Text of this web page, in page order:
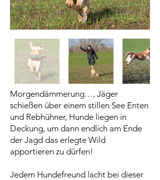
Morgendämmerung…, Jäger
schießen über einem stillen See Enten
und Rebhühner, Hunde liegen in
Deckung, um dann endlich am Ende
der Jagd das erlegte Wild
apportieren zu dürfen!
Jedem Hundefreund lacht bei dieser